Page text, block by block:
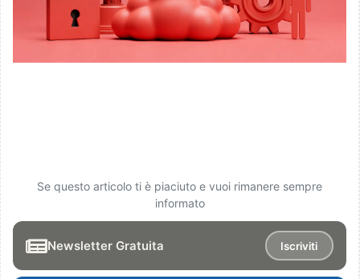
Se questo articolo ti è piaciuto e vuoi rimanere sempre
informato
Newsletter Gratuita Iscriviti